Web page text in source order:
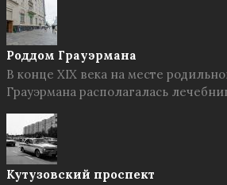
Роддом Грауэрмана
В конце XIX века на месте
Грауэрмана располагалась
Кутузовский проспект